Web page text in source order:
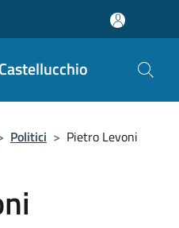
Politici > Pietro Levoni